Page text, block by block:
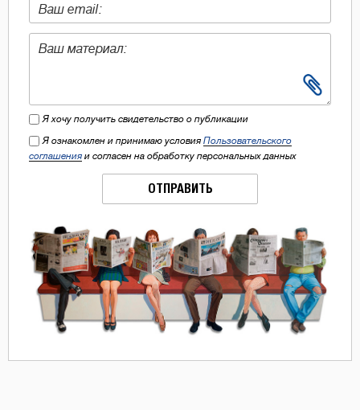
Я хочу получить свидетельство о публикации
Я ознакомлен и принимаю условия Пользовательского
соглашения и согласен на обработку персональных данных
ОТПРАВИТЬ